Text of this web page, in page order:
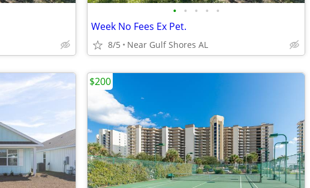
• • • • •
Week No Fees Ex Pet.
8/5 Near Gulf Shores AL
$200